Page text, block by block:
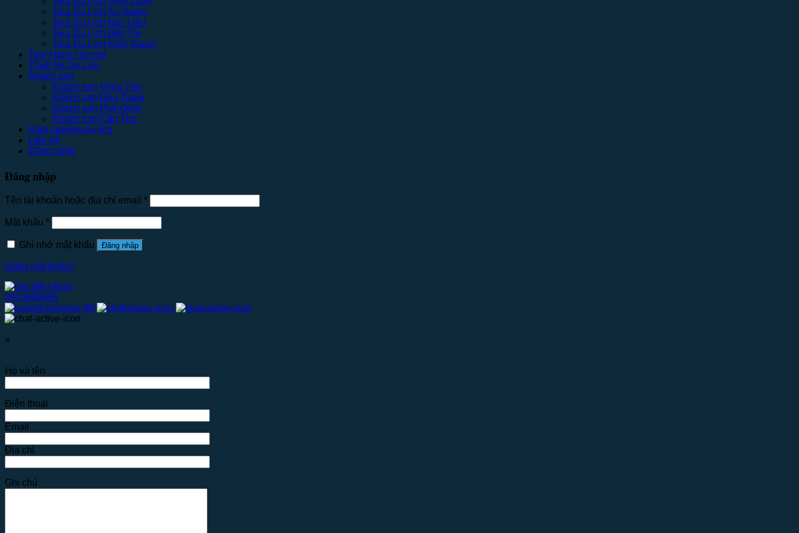
Tour Du Lịch An Giang
Tour Du Lịch Bạc Liêu
Tour Du Lịch Bến Tre
Tour Du Lịch Kiên Giang
Tour Hành Hương
Thuê Xe Du Lịch
Khách sạn
Khách sạn Vũng Tàu
Khách sạn Nha Trang
Khách sạn Phú Quốc
Khách sạn Cần Thơ
Kinh nghiệm du lịch
Liên hệ
Đăng nhập
Đăng nhập
Tên tài khoản hoặc địa chỉ email *
Mật khẩu *
Ghi nhớ mật khẩu Đăng nhập
Quên mật khẩu?
0914000065
×
Họ và tên
Điện thoại
Email
Địa chỉ
Ghi chú